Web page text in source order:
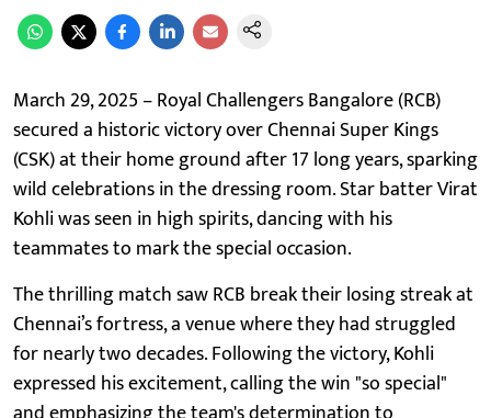
March 29, 2025 – Royal Challengers Bangalore (RCB)
secured a historic victory over Chennai Super Kings
(CSK) at their home ground after 17 long years, sparking
wild celebrations in the dressing room. Star batter Virat
Kohli was seen in high spirits, dancing with his
teammates to mark the special occasion.
The thrilling match saw RCB break their losing streak at
Chennai’s fortress, a venue where they had struggled
for nearly two decades. Following the victory, Kohli
expressed his excitement, calling the win "so special"